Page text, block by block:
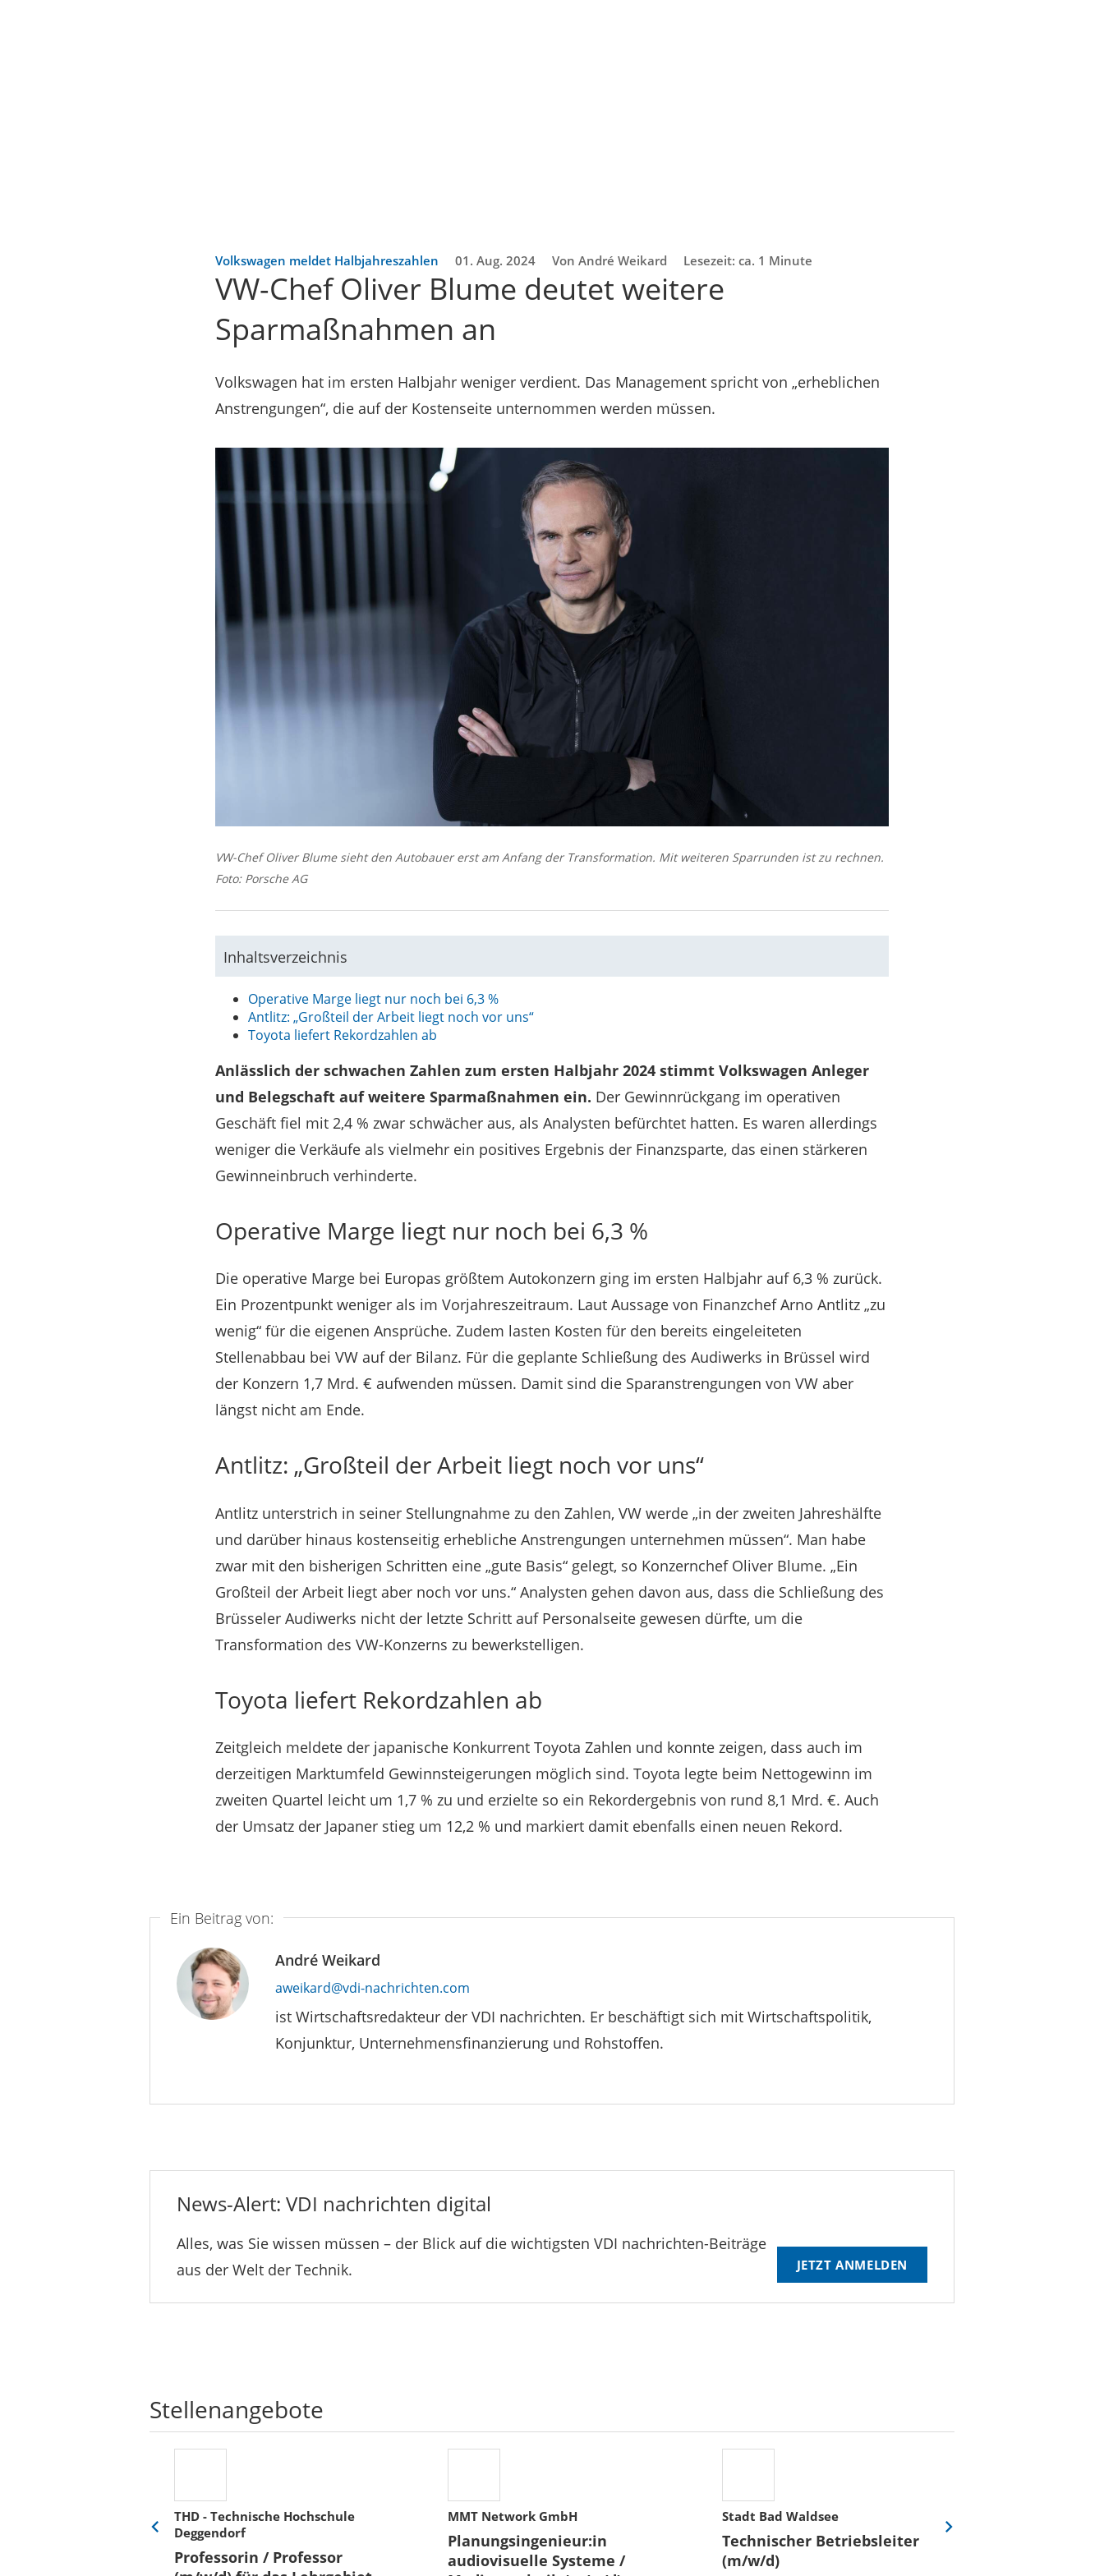
Volkswagen meldet Halbjahreszahlen 01. Aug. 2024 Von André Weikard Lesezeit: ca. 1 Minute
VW-Chef Oliver Blume deutet weitere
Sparmaßnahmen an
Volkswagen hat im ersten Halbjahr weniger verdient. Das Management spricht von „erheblichen
Anstrengungen“, die auf der Kostenseite unternommen werden müssen.
VW-Chef Oliver Blume sieht den Autobauer erst am Anfang der Transformation. Mit weiteren Sparrunden ist zu rechnen.
Foto: Porsche AG
Inhaltsverzeichnis
Operative Marge liegt nur noch bei 6,3 %
Antlitz: „Großteil der Arbeit liegt noch vor uns“
Toyota liefert Rekordzahlen ab
Anlässlich der schwachen Zahlen zum ersten Halbjahr 2024 stimmt Volkswagen Anleger
und Belegschaft auf weitere Sparmaßnahmen ein. Der Gewinnrückgang im operativen
Geschäft fiel mit 2,4 % zwar schwächer aus, als Analysten befürchtet hatten. Es waren allerdings
weniger die Verkäufe als vielmehr ein positives Ergebnis der Finanzsparte, das einen stärkeren
Gewinneinbruch verhinderte.
Operative Marge liegt nur noch bei 6,3 %
Die operative Marge bei Europas größtem Autokonzern ging im ersten Halbjahr auf 6,3 % zurück.
Ein Prozentpunkt weniger als im Vorjahreszeitraum. Laut Aussage von Finanzchef Arno Antlitz „zu
wenig“ für die eigenen Ansprüche. Zudem lasten Kosten für den bereits eingeleiteten
Stellenabbau bei VW auf der Bilanz. Für die geplante Schließung des Audiwerks in Brüssel wird
der Konzern 1,7 Mrd. € aufwenden müssen. Damit sind die Sparanstrengungen von VW aber
längst nicht am Ende.
Antlitz: „Großteil der Arbeit liegt noch vor uns“
Antlitz unterstrich in seiner Stellungnahme zu den Zahlen, VW werde „in der zweiten Jahreshälfte
und darüber hinaus kostenseitig erhebliche Anstrengungen unternehmen müssen“. Man habe
zwar mit den bisherigen Schritten eine „gute Basis“ gelegt, so Konzernchef Oliver Blume. „Ein
Großteil der Arbeit liegt aber noch vor uns.“ Analysten gehen davon aus, dass die Schließung des
Brüsseler Audiwerks nicht der letzte Schritt auf Personalseite gewesen dürfte, um die
Transformation des VW-Konzerns zu bewerkstelligen.
Toyota liefert Rekordzahlen ab
Zeitgleich meldete der japanische Konkurrent Toyota Zahlen und konnte zeigen, dass auch im
derzeitigen Marktumfeld Gewinnsteigerungen möglich sind. Toyota legte beim Nettogewinn im
zweiten Quartel leicht um 1,7 % zu und erzielte so ein Rekordergebnis von rund 8,1 Mrd. €. Auch
der Umsatz der Japaner stieg um 12,2 % und markiert damit ebenfalls einen neuen Rekord.
Ein Beitrag von:
André Weikard
aweikard@vdi-nachrichten.com
ist Wirtschaftsredakteur der VDI nachrichten. Er beschäftigt sich mit Wirtschaftspolitik,
Konjunktur, Unternehmensfinanzierung und Rohstoffen.
News-Alert: VDI nachrichten digital
Alles, was Sie wissen müssen – der Blick auf die wichtigsten VDI nachrichten-Beiträge
aus der Welt der Technik.
JETZT ANMELDEN
Stellenangebote
THD - Technische Hochschule
Deggendorf
Professorin / Professor
MMT Network GmbH
Planungsingenieur:in
audiovisuelle Systeme /
Stadt Bad Waldsee
Technischer Betriebsleiter
(m/w/d)
Eine
Folie
zurück
Eine